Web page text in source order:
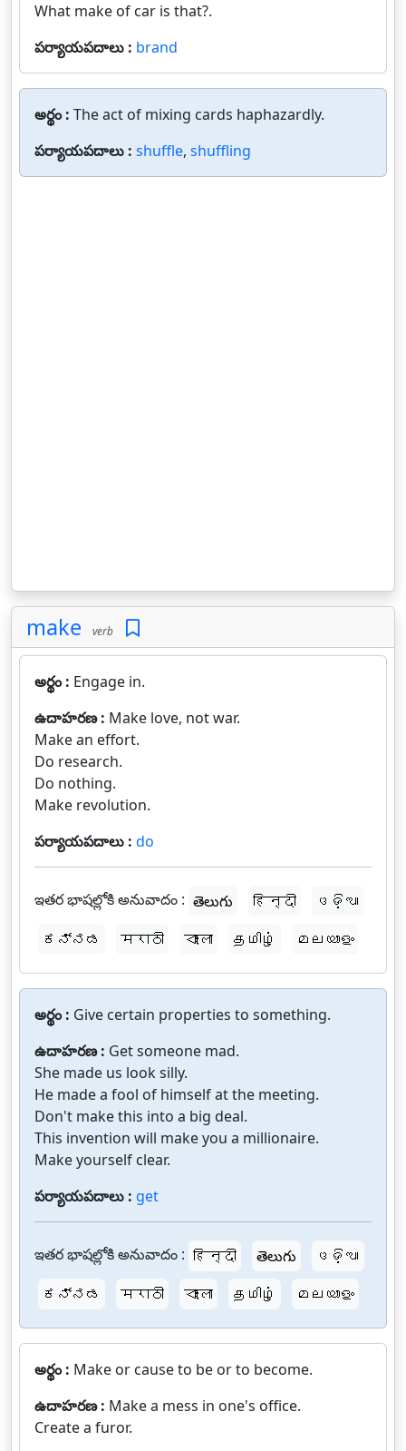
What make of car is that?.
పర్యాయపదాలు : brand
అర్థం : The act of mixing cards haphazardly.
పర్యాయపదాలు : shuffle, shuffling
make verb
అర్థం : Engage in.
ఉదాహరణ : Make love, not war.
Make an effort.
Do research.
Do nothing.
Make revolution.
పర్యాయపదాలు : do
ఇతర భాషల్లోకి అనువాదం : తెలుగు हिन्दी
ଓଡ଼ିଆ
ಕನ್ನಡ
मराठी বাংলা தமிழ் മലയാളം
అర్థం : Give certain properties to something.
ఉదాహరణ : Get someone mad.
She made us look silly.
He made a fool of himself at the meeting.
Don't make this into a big deal.
This invention will make you a millionaire.
Make yourself clear.
పర్యాయపదాలు : get
ఇతర భాషల్లోకి అనువాదం : हिन्दी తెలుగు
ଓଡ଼ିଆ
ಕನ್ನಡ
मराठी বাংলা தமிழ் മലയാളം
అర్థం : Make or cause to be or to become.
ఉదాహరణ : Make a mess in one's office.
Create a furor.